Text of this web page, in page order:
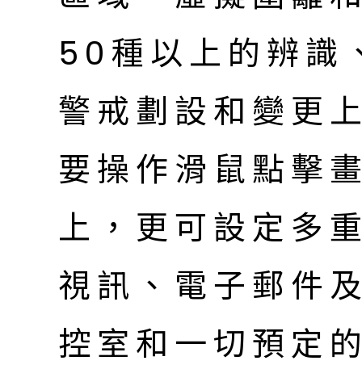
50種以上的辨識
警戒劃設和變更
要操作滑鼠點擊
上，更可設定多
視訊、電子郵件
控室和一切預定